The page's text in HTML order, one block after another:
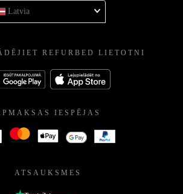
Latvia
REFURBED LIETOTNI
IESPĒJAS
ATSAUKSMES